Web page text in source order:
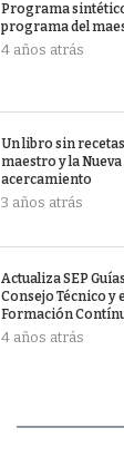
Programa
programa del
4 años atrás
Un libro sin
maestro y la
acercamiento
3 años atrás
Actualiza SEP
Consejo Técnico y
Formación
4 años atrás